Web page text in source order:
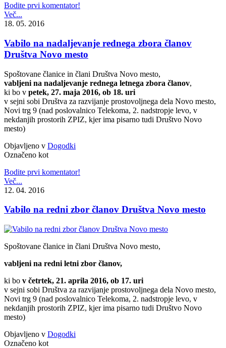
Bodite prvi komentator!
Več...
18. 05. 2016
Vabilo na nadaljevanje rednega zbora članov
Društva Novo mesto
Spoštovane članice in člani Društva Novo mesto,
vabljeni na nadaljevanje rednega letnega zbora članov,
ki bo v petek, 27. maja 2016, ob 18. uri
v sejni sobi Društva za razvijanje prostovoljnega dela Novo mesto,
Novi trg 9 (nad poslovalnico Telekoma, 2. nadstropje levo, v
nekdanjih prostorih ZPIZ, kjer ima pisarno tudi Društvo Novo
mesto)
Objavljeno v Dogodki
Označeno kot
Bodite prvi komentator!
Več...
12. 04. 2016
Vabilo na redni zbor članov Društva Novo mesto
Spoštovane članice in člani Društva Novo mesto,
vabljeni na redni letni zbor članov,
ki bo v četrtek, 21. aprila 2016, ob 17. uri
v sejni sobi Društva za razvijanje prostovoljnega dela Novo mesto,
Novi trg 9 (nad poslovalnico Telekoma, 2. nadstropje levo, v
nekdanjih prostorih ZPIZ, kjer ima pisarno tudi Društvo Novo
mesto)
Objavljeno v Dogodki
Označeno kot